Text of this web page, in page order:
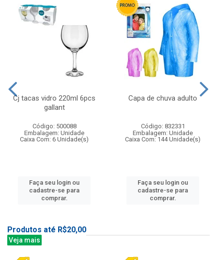
Cj tacas vidro 220ml 6pcs
gallant
Código: 500088
Embalagem: Unidade
Caixa Com: 6 Unidade(s)
Faça seu login ou
cadastre-se para
comprar.
Capa de chuva adulto
Código: 832331
Embalagem: Unidade
Caixa Com: 144 Unidade(s)
Faça seu login ou
cadastre-se para
comprar.
Produtos até R$20,00
Veja mais